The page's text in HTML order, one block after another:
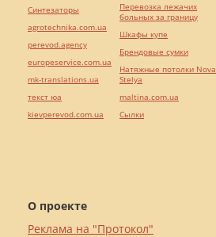
О проекте
Реклама на "Протокол"
Синтезаторы
agrotechnika.com.ua
perevod.agency
europeservice.com.ua
mk-translations.ua
текст юа
kievperevod.com.ua
Перевозка лежачих
больных за границу
Шкафы купе
Брендовые сумки
Натяжные потолки Nova
Stelya
maltina.com.ua
Cылки